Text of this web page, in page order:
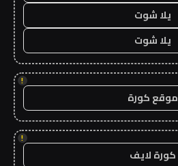
يلا شوت
يلا شوت
!
موقع كورة
!
كورة لايف